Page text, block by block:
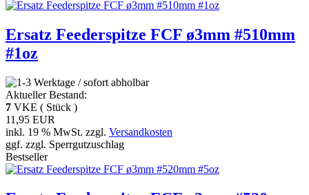
Ersatz Feederspitze FCF ø3mm #510mm
#1oz
Aktueller Bestand:
7 VKE ( Stück )
11,95 EUR
inkl. 19 % MwSt. zzgl. Versandkosten
ggf. zzgl. Sperrgutzuschlag
Bestseller